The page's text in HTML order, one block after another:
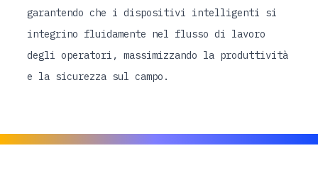
garantendo che i dispositivi intelligenti si
integrino fluidamente nel flusso di lavoro
degli operatori, massimizzando la produttività
e la sicurezza sul campo.